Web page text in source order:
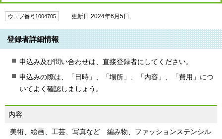
ウェブ番号1004705 更新日 2024年6月5日
登録者詳細情報
申込み及び問い合わせは、直接登録者にしてください。
申込みの際は、「日時」、「場所」、「内容」、「費用」につ
いてよく確認しましょう。
内容
美術、絵画、工芸、写真など 編み物、ファッションステンシル